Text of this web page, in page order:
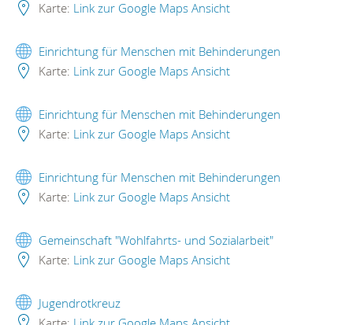
Karte: Link zur Google Maps Ansicht
Einrichtung für Menschen mit Behinderungen
Karte: Link zur Google Maps Ansicht
Einrichtung für Menschen mit Behinderungen
Karte: Link zur Google Maps Ansicht
Einrichtung für Menschen mit Behinderungen
Karte: Link zur Google Maps Ansicht
Gemeinschaft "Wohlfahrts- und Sozialarbeit"
Karte: Link zur Google Maps Ansicht
Jugendrotkreuz